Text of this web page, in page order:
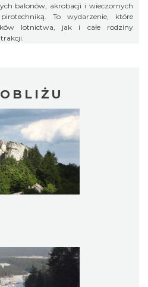
balonów, akrobacji i wieczornych
To wydarzenie, które
lotnictwa, jak i całe rodziny